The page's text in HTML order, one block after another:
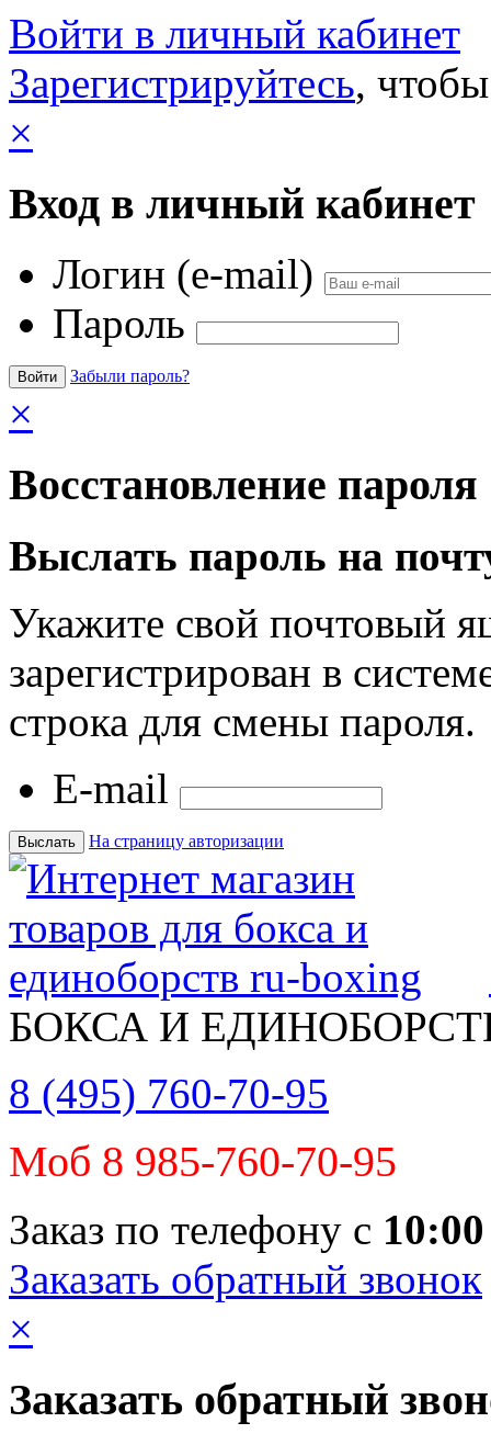
Войти в личный кабинет
Зарегистрируйтесь,
×
Вход в личный кабинет
Логин (e-mail)
Пароль
Забыли пароль?
×
Восстановление пароля
Выслать пароль на
Укажите свой почтовый
зарегистрирован в
строка для смены пароля.
E-mail
На страницу авторизации
БОКСА И
8 (495) 760-70-95
Моб 8 985-760-70-95
Заказ по телефону с 10:00
Заказать обратный звонок
×
Заказать обратный